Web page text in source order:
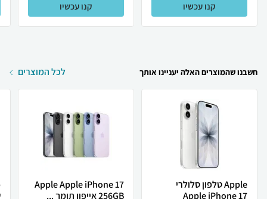
קנו עכשיו קנו עכשיו
חשבנו שהמוצרים האלה יעניינו אותך לכל המוצרים
Apple טלפון סלולרי
Apple iPhone 17
Apple Apple iPhone 17
256GB אייפון תומך ...